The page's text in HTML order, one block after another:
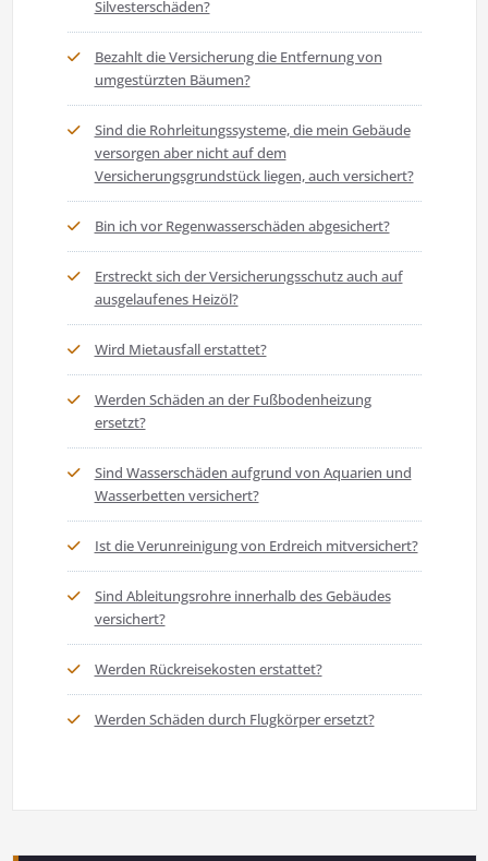
Silvesterschäden?
Bezahlt die Versicherung die Entfernung von
umgestürzten Bäumen?
Sind die Rohrleitungssysteme, die mein Gebäude
versorgen aber nicht auf dem
Versicherungsgrundstück liegen, auch versichert?
Bin ich vor Regenwasserschäden abgesichert?
Erstreckt sich der Versicherungsschutz auch auf
ausgelaufenes Heizöl?
Wird Mietausfall erstattet?
Werden Schäden an der Fußbodenheizung
ersetzt?
Sind Wasserschäden aufgrund von Aquarien und
Wasserbetten versichert?
Ist die Verunreinigung von Erdreich mitversichert?
Sind Ableitungsrohre innerhalb des Gebäudes
versichert?
Werden Rückreisekosten erstattet?
Werden Schäden durch Flugkörper ersetzt?